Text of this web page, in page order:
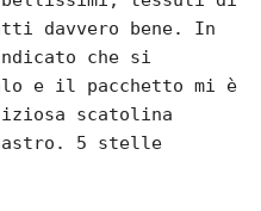
davvero bene. In
che si
e il pacchetto mi è
scatolina
5 stelle